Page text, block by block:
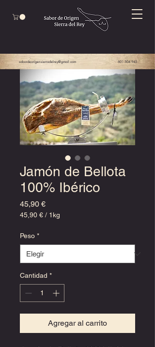
sabordeorigensierradelrey@gmail.com 601 504 945
Jamón de Bellota
100% Ibérico
45,90 €Precio
45,90 € / 1kg
por
Kilogramos
Peso *
Cantidad *
Agregar al carrito